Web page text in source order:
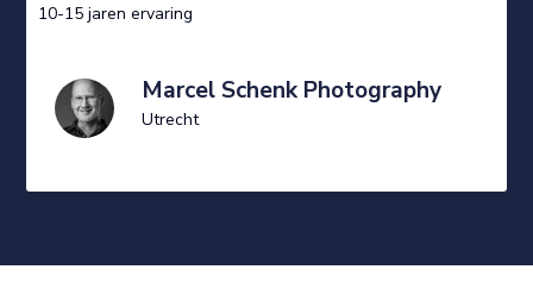
10-15 jaren ervaring
Marcel Schenk Photography
Utrecht